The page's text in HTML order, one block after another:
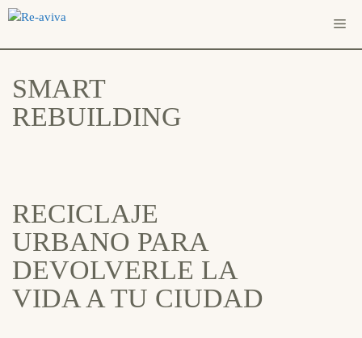
Saltar
contenido
SMART
REBUILDING
RECICLAJE
URBANO PARA
DEVOLVERLE LA
VIDA A TU CIUDAD